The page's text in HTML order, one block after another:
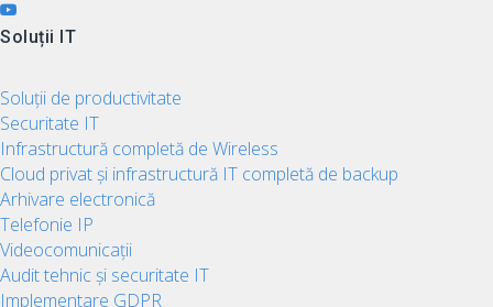
Soluții IT
Soluții de productivitate
Securitate IT
Infrastructură completă de Wireless
Cloud privat și infrastructură IT completă de backup
Arhivare electronică
Telefonie IP
Videocomunicații
Audit tehnic și securitate IT
Implementare GDPR